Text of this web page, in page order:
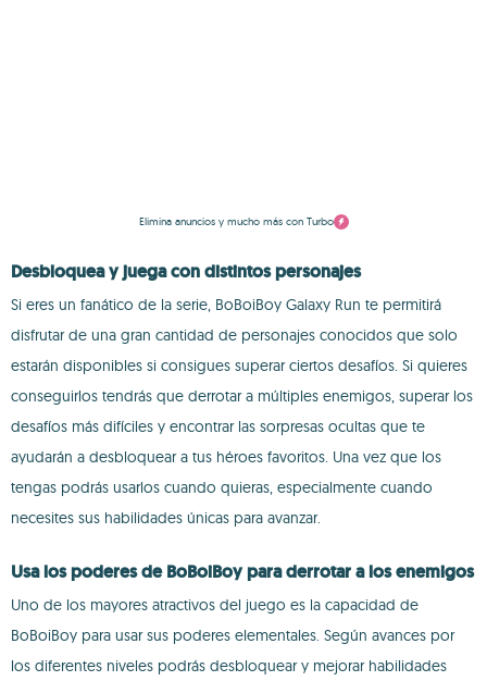
Elimina anuncios y mucho más con Turbo
Desbloquea y juega con distintos personajes
Si eres un fanático de la serie, BoBoiBoy Galaxy Run te permitirá
disfrutar de una gran cantidad de personajes conocidos que solo
estarán disponibles si consigues superar ciertos desafíos. Si quieres
conseguirlos tendrás que derrotar a múltiples enemigos, superar los
desafíos más difíciles y encontrar las sorpresas ocultas que te
ayudarán a desbloquear a tus héroes favoritos. Una vez que los
tengas podrás usarlos cuando quieras, especialmente cuando
necesites sus habilidades únicas para avanzar.
Usa los poderes de BoBoiBoy para derrotar a los enemigos
Uno de los mayores atractivos del juego es la capacidad de
BoBoiBoy para usar sus poderes elementales. Según avances por
los diferentes niveles podrás desbloquear y mejorar habilidades